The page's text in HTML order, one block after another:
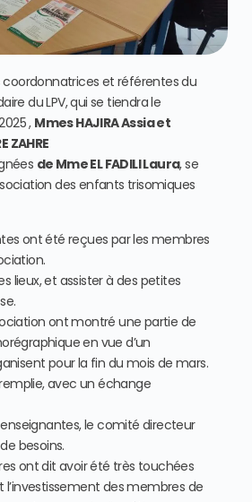
coordonnatrices et référentes du
du LPV, qui se tiendra le
, Mmes HAJIRA Assia et
ZAHRE
de Mme EL FADILI Laura, se
des enfants trisomiques
ont été reçues par les membres
lieux, et assister à des petites
ont montré une partie de
en vue d’un
pour la fin du mois de mars.
avec un échange
le comité directeur
besoins.
ont dit avoir été très touchées
l’investissement des membres de